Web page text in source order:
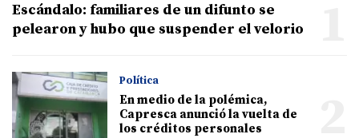
Escándalo: familiares de un difunto se
pelearon y hubo que suspender el velorio
Política
En medio de la polémica,
Capresca anunció la vuelta de
los créditos personales